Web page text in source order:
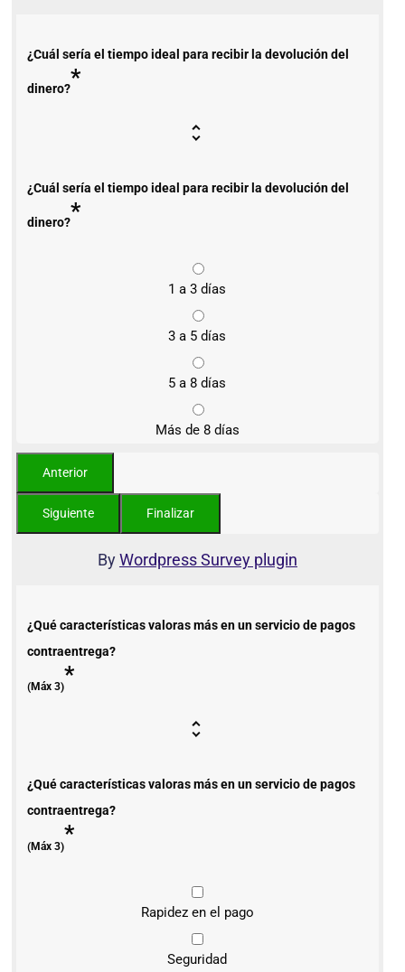
¿Cuál sería el tiempo ideal para recibir la devolución del
dinero?*
¿Cuál sería el tiempo ideal para recibir la devolución del
dinero?*
1 a 3 días
3 a 5 días
5 a 8 días
Más de 8 días
ByWordpress Survey plugin
¿Qué características valoras más en un servicio de pagos
contraentrega?
(Máx 3)*
¿Qué características valoras más en un servicio de pagos
contraentrega?
(Máx 3)*
Rapidez en el pago
Seguridad